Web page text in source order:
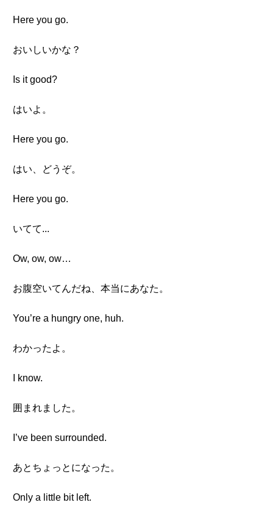
Here you go.
おいしいかな？
Is it good?
はいよ。
Here you go.
はい、どうぞ。
Here you go.
いてて...
Ow, ow, ow…
お腹空いてんだね、本当にあなた。
You’re a hungry one, huh.
わかったよ。
I know.
囲まれました。
I’ve been surrounded.
あとちょっとになった。
Only a little bit left.